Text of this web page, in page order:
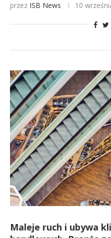
przez ISB News 10
Maleje ruch i ubywa